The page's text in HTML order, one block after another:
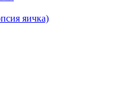
яичка)